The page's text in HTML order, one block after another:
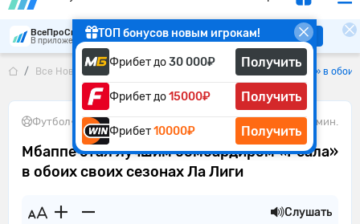
ТОП бонусов новым игрокам!
Фрибет до30 000₽ Получить
Фрибет до15000₽ Получить
Фрибет10000₽ Получить
ВсеПроСпорт
В приложении удобнее Скачать
Все Новости Мбаппе стал лучшим бомбардиром «Реала» в
Футбол• 24.05.2026 2 мин.
Мбаппе стал лучшим бомбардиром «Реала»
в обоих своих сезонах Ла Лиги
Слушать